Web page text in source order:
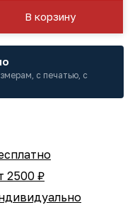
В корзину
с печатью, с
2500 ₽